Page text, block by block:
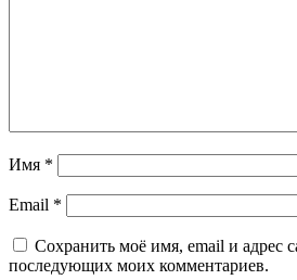
Имя *
Email *
Сохранить моё имя, email и адрес
последующих моих комментариев.